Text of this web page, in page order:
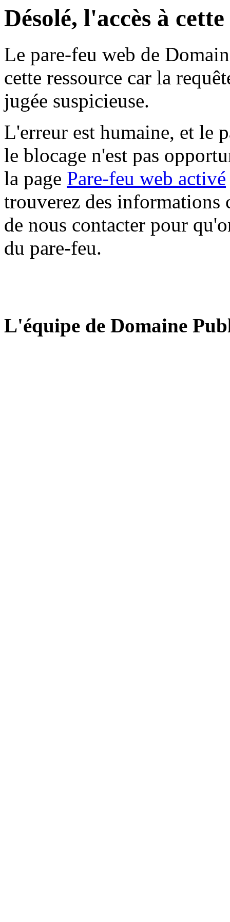
Désolé, l'accès à
Le pare-feu web de
cette ressource car la
jugée suspicieuse.
L'erreur est humaine, et le
le blocage n'est pas
la page Pare-feu web activé
trouverez des informations
de nous contacter pour
du pare-feu.
L'équipe de Domaine